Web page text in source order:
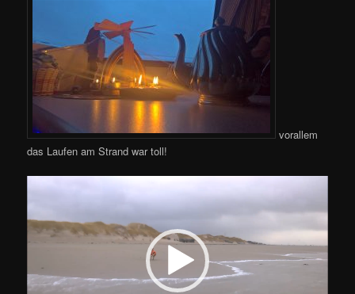
vorallem
das Laufen am Strand war toll!